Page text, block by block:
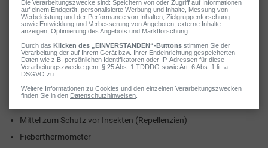
Wundschnellverbände
Desinfektionsspray
Mittel gegen Prellungen und Verstauchungen
Mittel gegen Erbrechen
Blasenpflaster
Mittel zum Schutz vor Insekten (Repellenzien)
Fieberthermometer